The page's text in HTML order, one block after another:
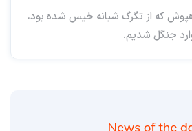
که از تگرگ شبانه خیس شده بود،
جنگل شدیم.